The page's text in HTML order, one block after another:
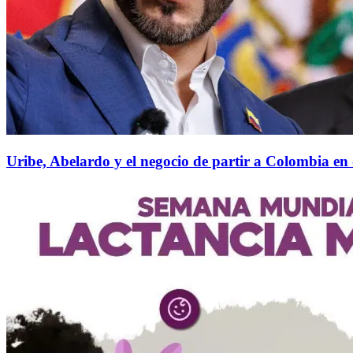
Uribe, Abelardo y el negocio de partir a Colombia en